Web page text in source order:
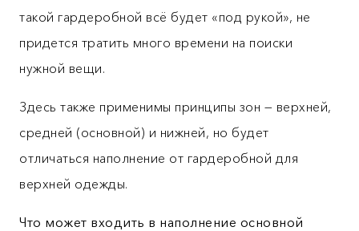
такой гардеробной всё будет «под рукой», не
придется тратить много времени на поиски
нужной вещи.
Здесь также применимы принципы зон — верхней,
средней (основной) и нижней, но будет
отличаться наполнение от гардеробной для
верхней одежды.
Что может входить в наполнение основной